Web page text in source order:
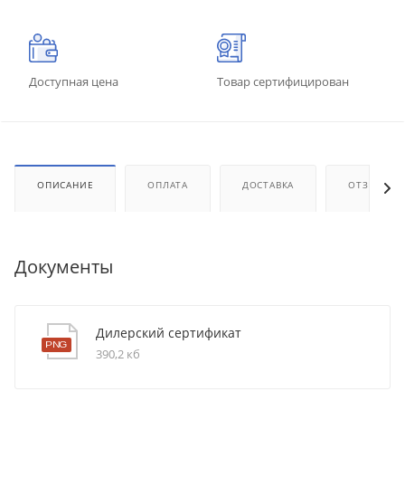
Доступная цена Товар сертифицирован
ОПИСАНИЕ ОПЛАТА ДОСТАВКА ОТЗЫВЫ
Документы
Дилерский сертификат
390,2 кб